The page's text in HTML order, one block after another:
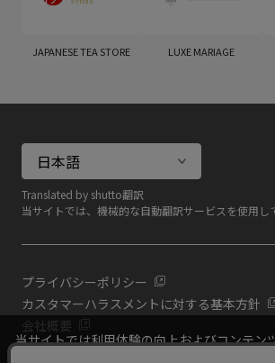
Translated by shutto翻訳
当サイトでは、機械的な自動翻訳サービスを使用し
JAPANESE TEA STORE LUXE MARIAGE
プライバシーポリシー
カスタマーハラスメントに対する基本方針
会社概要
共通規約
当サイトでは利用体験の向上およびコンテン
ラフィックの分析を目的としてCookieを使